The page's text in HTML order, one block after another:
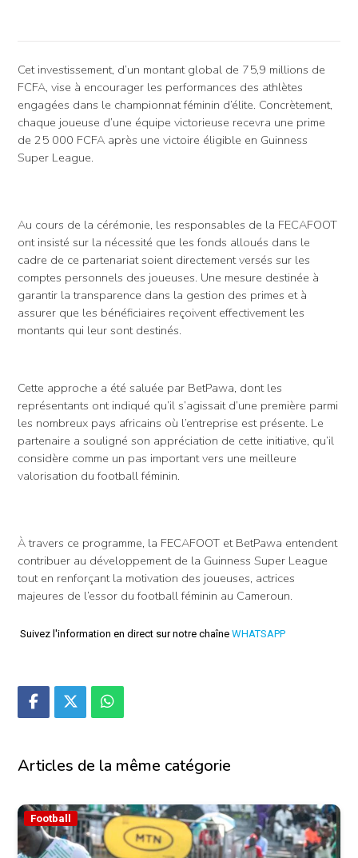
Cet investissement, d’un montant global de 75,9 millions de
FCFA, vise à encourager les performances des athlètes
engagées dans le championnat féminin d’élite. Concrètement,
chaque joueuse d’une équipe victorieuse recevra une prime
de 25 000 FCFA après une victoire éligible en Guinness
Super League.
Au cours de la cérémonie, les responsables de la FECAFOOT
ont insisté sur la nécessité que les fonds alloués dans le
cadre de ce partenariat soient directement versés sur les
comptes personnels des joueuses. Une mesure destinée à
garantir la transparence dans la gestion des primes et à
assurer que les bénéficiaires reçoivent effectivement les
montants qui leur sont destinés.
Cette approche a été saluée par BetPawa, dont les
représentants ont indiqué qu’il s’agissait d’une première parmi
les nombreux pays africains où l’entreprise est présente. Le
partenaire a souligné son appréciation de cette initiative, qu’il
considère comme un pas important vers une meilleure
valorisation du football féminin.
À travers ce programme, la FECAFOOT et BetPawa entendent
contribuer au développement de la Guinness Super League
tout en renforçant la motivation des joueuses, actrices
majeures de l’essor du football féminin au Cameroun.
Suivez l'information en direct sur notre chaîne WHATSAPP
Articles de la même catégorie
Football